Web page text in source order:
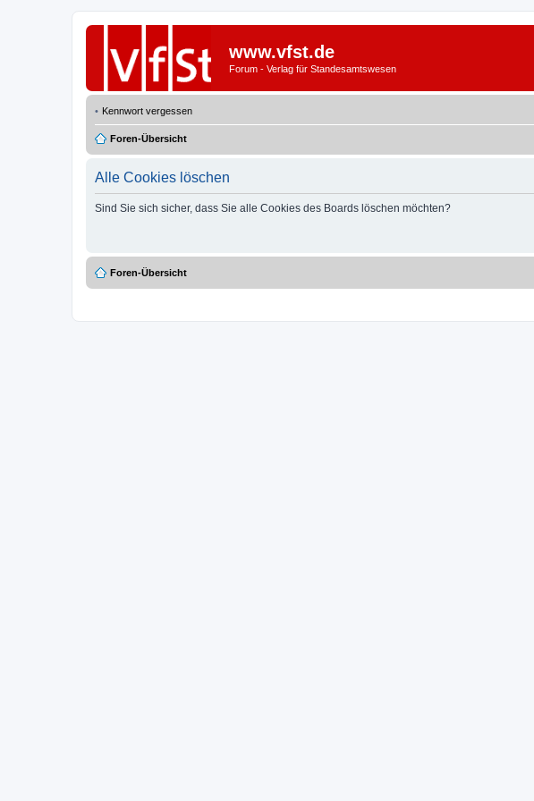
www.vfst.de
Forum - Verlag für Standesamtswesen
Kennwort vergessen
Foren-Übersicht
Alle Cookies löschen
Sind Sie sich sicher, dass Sie alle Cookies des Boards löschen möchten?
Foren-Übersicht